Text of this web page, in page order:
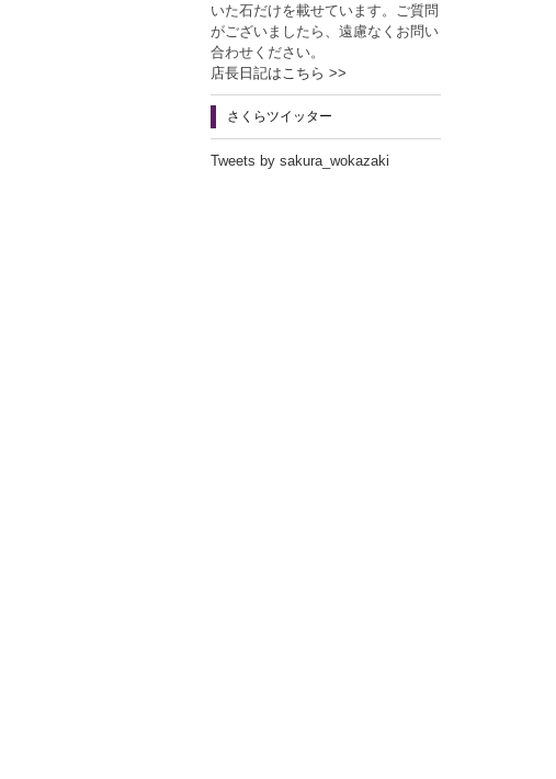
いた石だけを載せています。ご質問
がございましたら、遠慮なくお問い
合わせください。
店長日記はこちら >>
さくらツイッター
Tweets by sakura_wokazaki